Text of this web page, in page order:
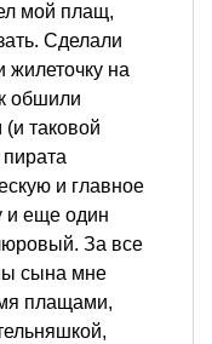
мой плащ,
Сделали
жилеточку на
обшили
таковой
и главное
и еще один
За все
сына мне
плащами,